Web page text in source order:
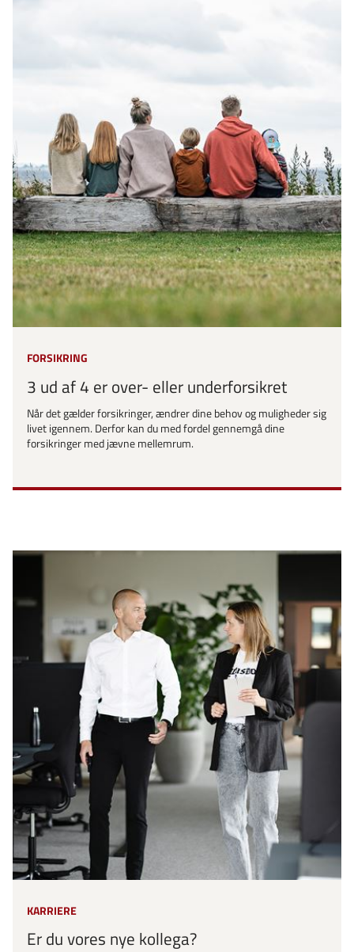
FORSIKRING
3 ud af 4 er over- eller underforsikret
Når det gælder forsikringer, ændrer dine behov og muligheder sig
livet igennem. Derfor kan du med fordel gennemgå dine
forsikringer med jævne mellemrum.
KARRIERE
Er du vores nye kollega?